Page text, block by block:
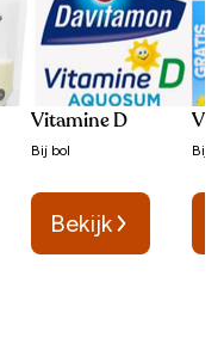
Vitamine D
Bij bol
Bekijk
Bij